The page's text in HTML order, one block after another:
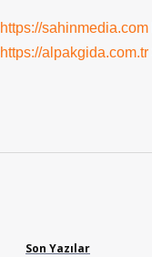
https://sahinmedia.com
https://alpakgida.com.tr
Son Yazılar